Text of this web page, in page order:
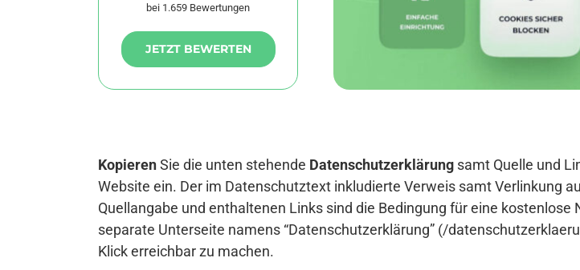
bei 1.659 Bewertungen
JETZT BEWERTEN
KopierenSie die unten stehende Datenschutzerklärung samt Quelle und
Website ein. Der im Datenschutztext inkludierte Verweis samt Verlinkung
Quellangabe und enthaltenen Links sind die Bedingung für eine
separate Unterseite namens “Datenschutzerklärung” (/
Klick erreichbar zu machen.